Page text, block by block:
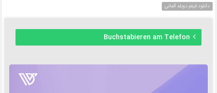
دانلود فیلم دوبله آلمانی
Buchstabieren am Telefon